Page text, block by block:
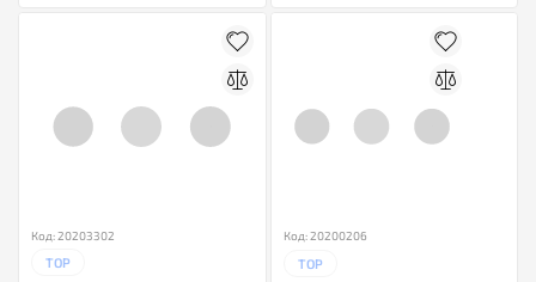
Код: 20203302
TOP
Код: 20200206
TOP